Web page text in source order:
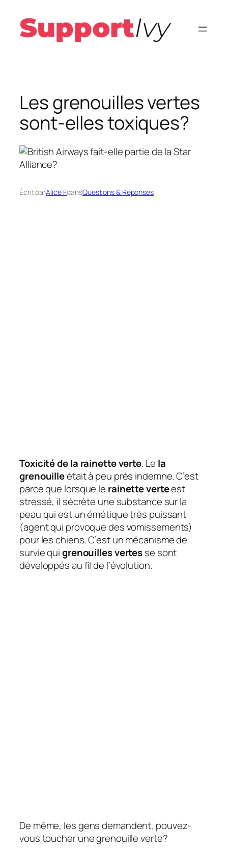
contenu
Les grenouilles vertes
sont-elles toxiques?
Écrit parAlice F.dansQuestions & Réponses
Toxicité de la rainette verte. Le la
grenouilleétait à peu près indemne. C’est
parce que lorsque le rainette verteest
stressé, il sécrète une substance sur la
peau qui est un émétique très puissant
(agent qui provoque des vomissements)
pour les chiens. C’est un mécanisme de
survie quigrenouilles vertesse sont
développés au fil de l’évolution.
De même, les gens demandent, pouvez-
vous toucher une grenouille verte?